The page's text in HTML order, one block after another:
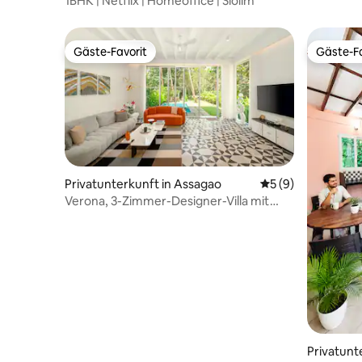
Gäste-Favorit
Gäste-Favorit
Privatunterkunft in Assagao Durchschnittliche
5 (9)
Verona, 3-Zimmer-Designer-Villa mit
Gäste-
Gäste-